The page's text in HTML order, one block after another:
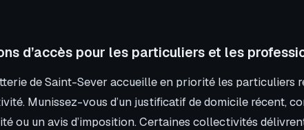
d’accès pour les particuliers et les
de Saint-Sever accueille en priorité les particuliers
Munissez-vous d’un justificatif de domicile récent,
ou un avis d’imposition. Certaines collectivités